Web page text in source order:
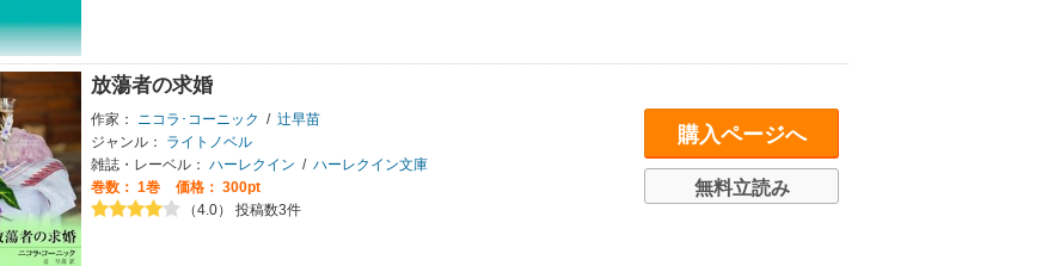
放蕩者の求婚
作家： ニコラ･コーニック / 辻早苗
ジャンル：
ライトノベル
雑誌・レーベル： ハーレクイン / ハーレクイン文庫
巻数： 1巻
価格： 300pt
（4.0） 投稿数3件
購入ページへ
無料立読み